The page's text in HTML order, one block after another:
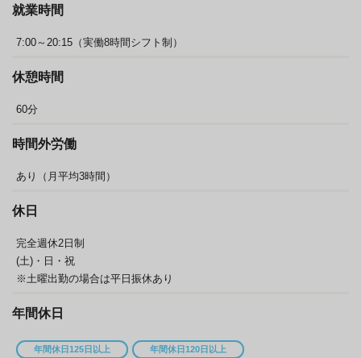
就業時間
7:00～20:15（実働8時間シフト制）
休憩時間
60分
時間外労働
あり（月平均3時間）
休日
完全週休2日制
(土)・日・祝
※土曜出勤の場合は平日振休あり
年間休日
年間休日125日以上 年間休日120日以上